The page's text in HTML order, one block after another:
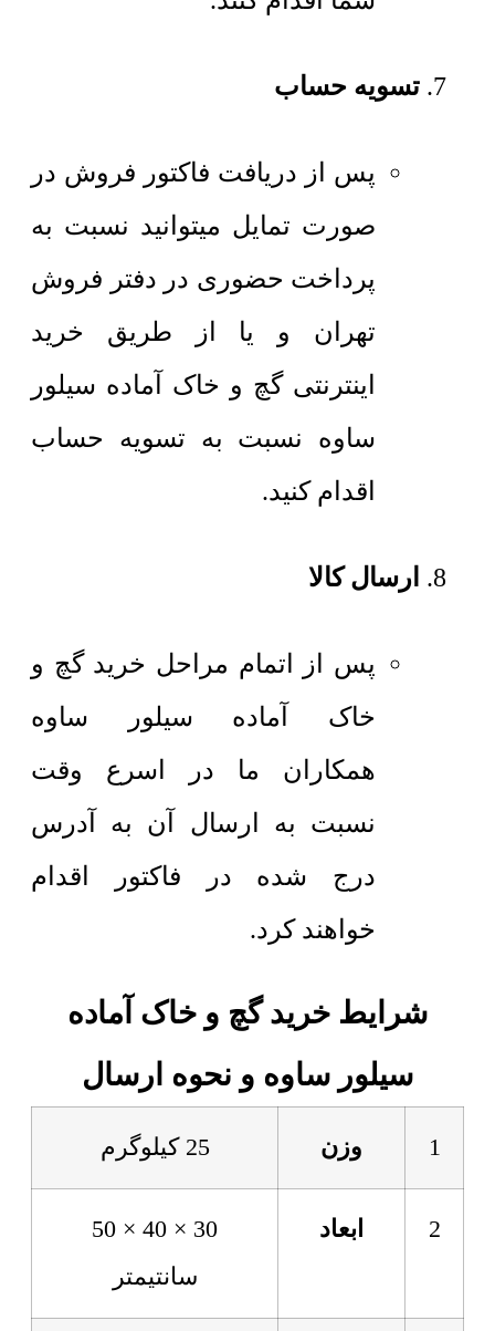
تسویه حساب
پس از دریافت فاکتور فروش در
صورت تمایل میتوانید نسبت به
پرداخت حضوری در دفتر فروش
تهران و یا از طریق خرید
اینترنتی گچ و خاک آماده سیلور
ساوه نسبت به تسویه حساب
اقدام کنید.
ارسال کالا
پس از اتمام مراحل خرید گچ و
خاک آماده سیلور ساوه
همکاران ما در اسرع وقت
نسبت به ارسال آن به آدرس
درج شده در فاکتور اقدام
خواهند کرد.
شرایط خرید گچ و خاک آماده
سیلور ساوه و نحوه ارسال
1 وزن 25 کیلوگرم
2 ابعاد
30 × 40 × 50
سانتیمتر